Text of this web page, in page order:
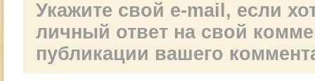
Укажите свой e-mail, если
личный ответ на свой
публикации вашего